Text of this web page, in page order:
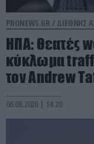
PRONEWS.GR / ΔΙΕΘΝΗΣ
ΗΠΑ: Θεατές
κύκλωμα
τον Andrew
06.08.2026 | 14:20